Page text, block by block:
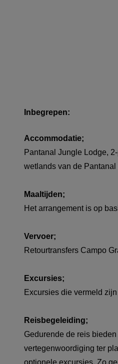
Inbegrepen:
Accommodatie;
Pantanal Jungle Lodge,
wetlands van de
Maaltijden;
Het arrangement is op
Vervoer;
Retourtransfers Campo
Excursies;
Excursies die vermeld
Reisbegeleiding;
Gedurende de reis
vertegenwoordiging ter
optionele excursies. Zo